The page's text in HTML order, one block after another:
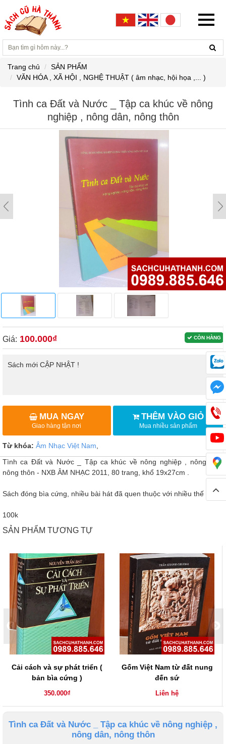
Trang chủ
SẢN PHẨM
VĂN HÓA , XÃ HỘI , NGHỆ THUẬT ( âm nhạc, hội họa ,... )
Tình ca Đất và Nước _ Tập ca khúc về nông
nghiệp , nông dân, nông thôn
CÒN HÀNG
Giá: 100.000₫
Sách mới CẬP NHẬT !
MUA NGAY
Giao hàng tận nơi
THÊM VÀO GIỎ
Mua nhiều sản phẩm
Từ khóa: Âm Nhạc Việt Nam,
Tình ca Đất và Nước _ Tập ca khúc về nông nghiệp , nông dân,
nông thôn - NXB ÂM NHẠC 2011, 80 trang, khổ 19x27cm .
Sách đóng bìa cứng, nhiều bài hát đã quen thuộc với nhiều thế hệ .
100k
SẢN PHẨM TƯƠNG TỰ
Cải cách và sự phát triển (
bản bìa cứng )
350.000₫
Gốm Việt Nam từ đất nung
đến sứ
Liên hệ
Tình ca Đất và Nước _ Tập ca khúc về nông nghiệp ,
nông dân, nông thôn